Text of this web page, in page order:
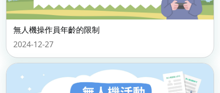
無人機操作員年齡的限制
2024-12-27